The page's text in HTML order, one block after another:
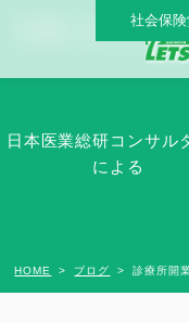
診療所開業 ～ 診療科別開業成功
社会保
日本医業総研コンサル
による
HOME ブログ 診療所開